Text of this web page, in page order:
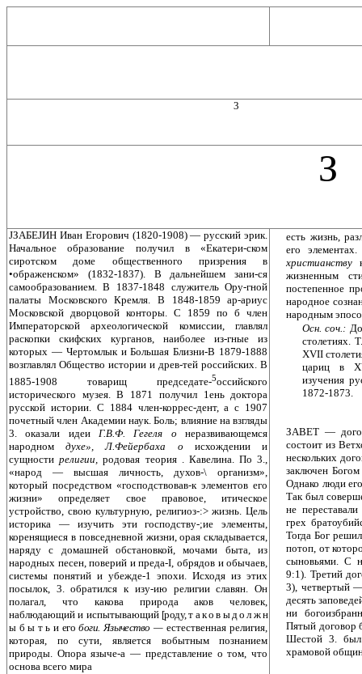
3
З
JЗАБEJИH Иван Егорович (1820-1908) — русский эрик.
Начальное образование получил в «Екатери-ском
сиротском доме общественного призрения в
•ображенском» (1832-1837). В дальнейшем зани-ся
самообразованием. В 1837-1848 служитель Ору-гной
палаты Московского Кремля. В 1848-1859 ар-ариус
Московской дворцовой конторы. С 1859 по б член
Императорской археологической комиссии, главлял
раскопки скифских курганов, наиболее из-гные из
которых — Чертомлык и Большая Близни-В 1879-1888
возглавлял Общество истории и древ-тей российских. В
1885-1908 товарищ председате-5оссийского
исторического музея. В 1871 получил 1ень доктора
русской истории. С 1884 член-коррес-дент, а с 1907
почетный член Академии наук. Боль­; влияние на взгляды
3. оказали идеиГ.В.Ф. Гегеля онеразвивающемся
народномдухе», Л.Фейербаха о исхождении и
сущностирелигии,родовая теория . Кавелина. По 3.,
«народ — высшая личность, духов-\ организм»,
который посредством «господствовав-к элементов его
жизни» определяет свое правовое, итическое
устройство, свою культурную, религиоз-:> жизнь. Цель
историка — изучить эти господству-;ие элементы,
коренящиеся в повседневной жизни, орая складывается,
наряду с домашней обстановкой, мочами быта, из
народных песен, поверий и преда-I, обрядов и обычаев,
системы понятий и убежде-1 эпохи. Исходя из этих
посылок, 3. обратился к изу-ию религии славян. Он
полагал, что какова природа аков человек,
наблюдающий и испытывающий [роду, т а к о в ы д о л ж н
ы б ы т ь и егобоги. Язычество — естественная религия,
которая, по сути, является вобытным познанием
природы. Опора языче-а — представление о том, что
основа всего мира
есть жизнь,
его
христианству
жизненным
постепенное
народное
народным
Осн. соч.:
столетиях.
XVII
цариц в
изучения
1872-1873.
ЗАВЕТ —
состоит из
нескольких
заключен
Однако люди
Так был
не
грех
Тогда Бог
потоп, от
сыновьями. С
9:1). Третий
3), четвер­тый
десять
ни
Пятый договор
Шестой 3. был
храмовой